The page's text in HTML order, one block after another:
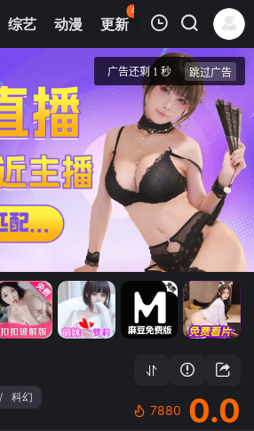
综艺 动漫 更新
44
热榜 APP
记录
第三季
清空
/ 科幻
7880 0.0